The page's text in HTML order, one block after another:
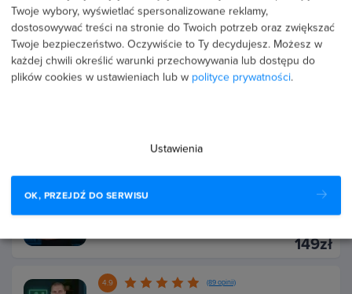
AI w praktyce - techniki i narzędzia dla
każdego
Poziom: Podstawowy
159zł
149zł
4.9 (89 opinii)
Twoje wybory, wyświetlać spersonalizowane reklamy,
dostosowywać treści na stronie do Twoich potrzeb oraz zwiększać
Twoje bezpieczeństwo. Oczywiście to Ty decydujesz. Możesz w
każdej chwili określić warunki przechowywania lub dostępu do
plików cookies w ustawieniach lub w polityce prywatności.
Ustawienia
OK, PRZEJDŹ DO SERWISU